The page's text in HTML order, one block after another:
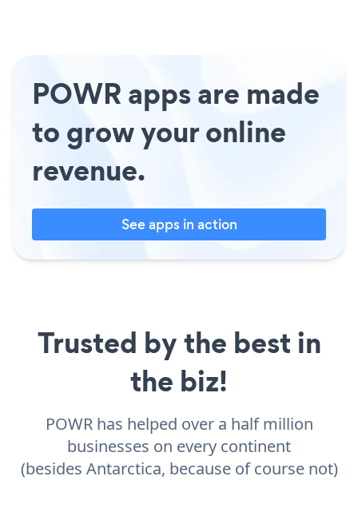
POWR apps are made
to grow your online
revenue.
See apps in action
Trusted by the best in
the biz!
POWR has helped over a half million
businesses on every continent
(besides Antarctica, because of course not)